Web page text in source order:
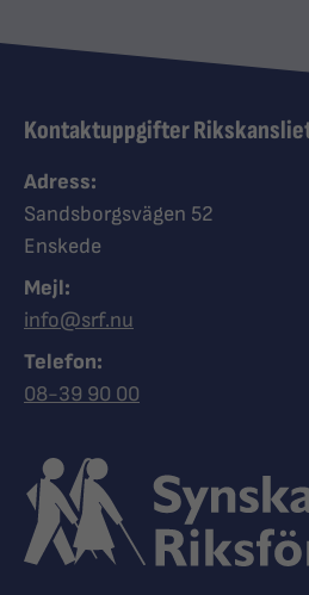
Kontaktuppgifter
Adress:
Sandsborgsvägen 52
Enskede
Mejl:
info@srf.nu
Telefon:
Ring Synskadades riksförbund
08-39 90 00